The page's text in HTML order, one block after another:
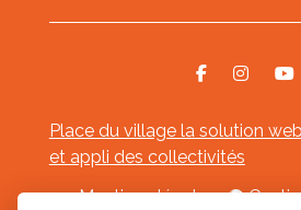
Place du village la solution web
et appli des collectivités
Mentions légales-